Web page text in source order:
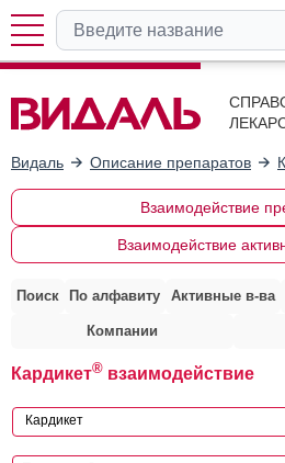
Видаль Описание препаратов
Взаимодействие
Взаимодействие
Поиск По алфавиту Активные в-ва
Компании
Кардикет® взаимодействие